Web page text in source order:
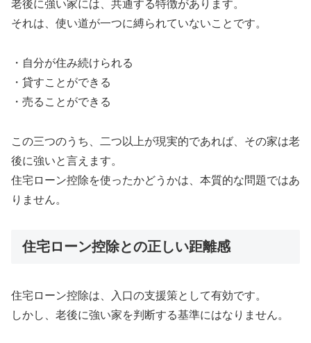
老後に強い家には、共通する特徴があります。
それは、使い道が一つに縛られていないことです。
・自分が住み続けられる
・貸すことができる
・売ることができる
この三つのうち、二つ以上が現実的であれば、その家は老
後に強いと言えます。
住宅ローン控除を使ったかどうかは、本質的な問題ではあ
りません。
住宅ローン控除との正しい距離感
住宅ローン控除は、入口の支援策として有効です。
しかし、老後に強い家を判断する基準にはなりません。